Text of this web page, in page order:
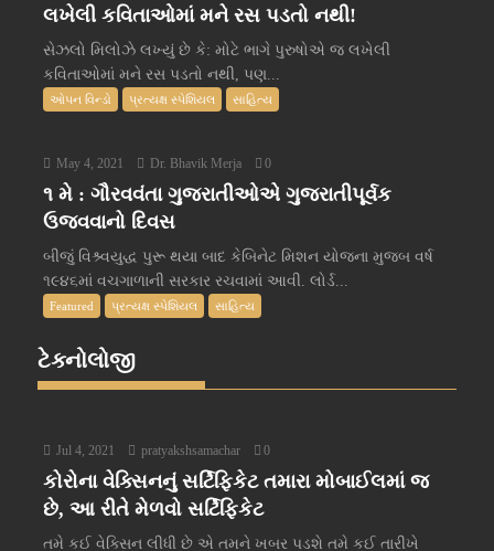
લખેલી કવિતાઓમાં મને રસ પડતો નથી!
સેઝલો મિલોઝે લખ્યું છે કે: મોટે ભાગે પુરુષોએ જ લખેલી
કવિતાઓમાં મને રસ પડતો નથી, પણ...
ઓપન વિન્ડો પ્રત્યક્ષ સ્પેશિયલ સાહિત્ય
May 4, 2021 Dr. Bhavik Merja 0
૧ મે : ગૌરવવંતા ગુજરાતીઓએ ગુજરાતીપૂર્વક
ઉજવવાનો દિવસ
બીજું વિશ્ર્વયુદ્ધ પુરૂ થયા બાદ કેબિનેટ મિશન યોજના મુજબ વર્ષ
૧૯૪૬માં વચગાળાની સરકાર રચવામાં આવી. લોર્ડ...
Featured પ્રત્યક્ષ સ્પેશિયલ સાહિત્ય
ટેક્નોલોજી
Jul 4, 2021 pratyakshsamachar 0
કોરોના વેક્સિનનું સર્ટિફિકેટ તમારા મોબાઈલમાં જ
છે, આ રીતે મેળવો સર્ટિફિકેટ
તમે કઈ વેક્સિન લીધી છે એ તમને ખબર પડશે તમે કઈ તારીખે